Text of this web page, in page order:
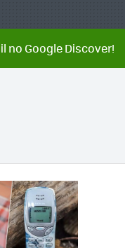
no Google Discover!